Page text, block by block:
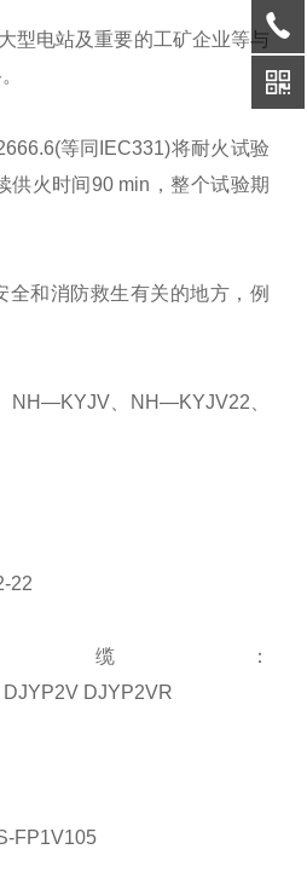
电站及重要的工矿企业等与
等同IEC331)将耐火试验
火时间90 min，整个试验期
和消防救生有关的地方，例
、NH—KYJV22、
22
：
DJYP2VR
FP1V105